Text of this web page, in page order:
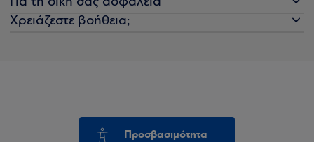
Χρειάζεστε βοήθεια;
Προσβασιμότητα